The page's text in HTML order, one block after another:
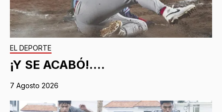
EL DEPORTE
¡Y SE ACABÓ!....
7 Agosto 2026